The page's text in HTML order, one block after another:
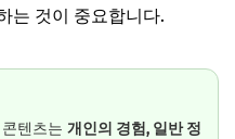
는 것이 중요합니다.
텐츠는 개인의 경험, 일반 정